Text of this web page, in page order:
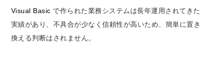
Visual Basic で作られた業務システムは長年運用されてきた
実績があり、不具合が少なく信頼性が高いため、簡単に置き
換える判断はされません。